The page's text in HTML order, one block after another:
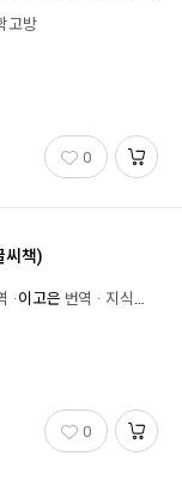
고방
0
씨책)
이고은 번역 지식을만드는지식
0